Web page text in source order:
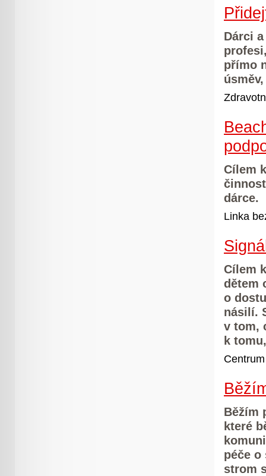
Dárci
přímo
Cílem
dárce.
Linka
Cílem
dětem
o
násilí.
v tom,
k
Běžím
které
péče o
strom